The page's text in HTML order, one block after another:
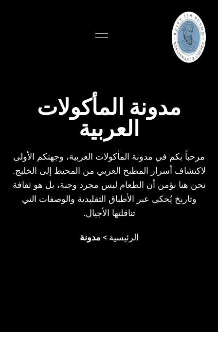
مدونة المأكولات
العربية
مرحباً بكم في مدونة المأكولات العربية، وجهتكم الأولى
لاكتشاف أسرار المطبخ العربي من المحيط إلى الخليج.
نحن هنا نؤمن أن الطعام ليس مجرد وجبة، بل هو ثقافة
وتاريخ يُحكى عبر الأطباق التقليدية والوصفات التي
تناقلتها الأجيال.
الرئيسية > مدونة